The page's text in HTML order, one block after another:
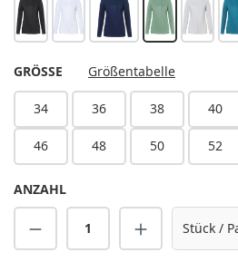
schwarzweiß stahlblaupastellgrün
GRÖSSE AUSWÄHLEN
Größentabelle
34 36 38 40
46 48 50 52
ANZAHL
Produkt Anzahl: Gib
Stück /